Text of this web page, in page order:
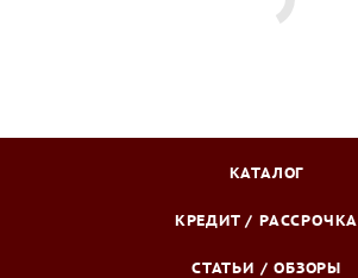
КАТАЛОГ
КРЕДИТ / РАССРОЧКА
СТАТЬИ / ОБЗОРЫ